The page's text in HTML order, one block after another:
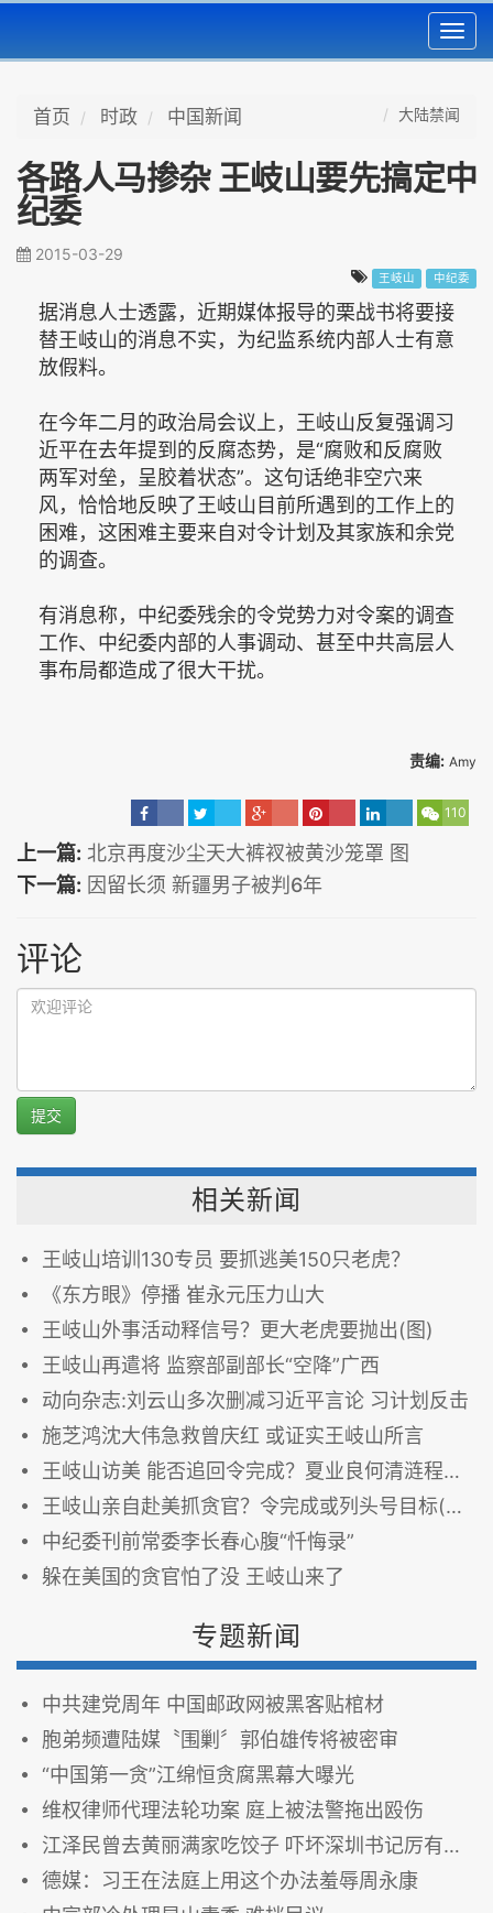
首页 时政 中国新闻 大陆禁闻
各路人马掺杂 王岐山要先搞定中
纪委
2015-03-29
王岐山 中纪委
据消息人士透露，近期媒体报导的栗战书将要接
替王岐山的消息不实，为纪监系统内部人士有意
放假料。
在今年二月的政治局会议上，王岐山反复强调习
近平在去年提到的反腐态势，是“腐败和反腐败
两军对垒，呈胶着状态”。这句话绝非空穴来
风，恰恰地反映了王岐山目前所遇到的工作上的
困难，这困难主要来自对令计划及其家族和余党
的调查。
有消息称，中纪委残余的令党势力对令案的调查
工作、中纪委内部的人事调动、甚至中共高层人
事布局都造成了很大干扰。
责编: Amy
110
上一篇: 北京再度沙尘天大裤衩被黄沙笼罩 图
下一篇: 因留长须 新疆男子被判6年
评论
提交
相关新闻
王岐山培训130专员 要抓逃美150只老虎？
《东方眼》停播 崔永元压力山大
王岐山外事活动释信号？更大老虎要抛出(图)
王岐山再遣将 监察部副部长“空降”广西
动向杂志:刘云山多次删减习近平言论 习计划反击
施芝鸿沈大伟急救曾庆红 或证实王岐山所言
王岐山访美 能否追回令完成？夏业良何清涟程晓农陈破空分析
王岐山亲自赴美抓贪官？令完成或列头号目标(图)
中纪委刊前常委李长春心腹“忏悔录”
躲在美国的贪官怕了没 王岐山来了
专题新闻
中共建党周年 中国邮政网被黑客贴棺材
胞弟频遭陆媒〝围剿〞郭伯雄传将被密审
“中国第一贪”江绵恒贪腐黑幕大曝光
维权律师代理法轮功案 庭上被法警拖出殴伤
江泽民曾去黄丽满家吃饺子 吓坏深圳书记厉有为 图
德媒：习王在法庭上用这个办法羞辱周永康